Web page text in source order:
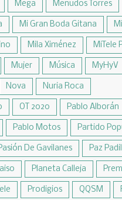
Mega Menudos Torres
Mi Gran Boda Gitana
Mila Ximénez MiTele
Mujer Música MyHyV
Nova Nuria Roca
OT 2020 Pablo Alborán
Pablo Motos Partido
De Gavilanes Paz
Planeta Calleja
Prodigios QQSM